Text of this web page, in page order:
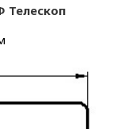
Телескоп